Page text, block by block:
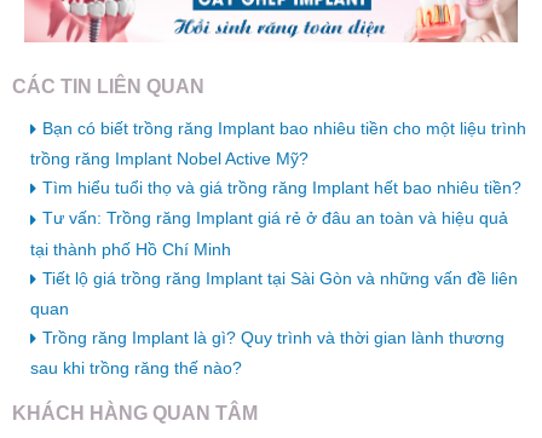
CÁC TIN LIÊN QUAN
Bạn có biết trồng răng Implant bao nhiêu tiền cho một liệu trình
trồng răng Implant Nobel Active Mỹ?
Tìm hiểu tuổi thọ và giá trồng răng Implant hết bao nhiêu tiền?
Tư vấn: Trồng răng Implant giá rẻ ở đâu an toàn và hiệu quả
tại thành phố Hồ Chí Minh
Tiết lộ giá trồng răng Implant tại Sài Gòn và những vấn đề liên
quan
Trồng răng Implant là gì? Quy trình và thời gian lành thương
sau khi trồng răng thế nào?
KHÁCH HÀNG QUAN TÂM